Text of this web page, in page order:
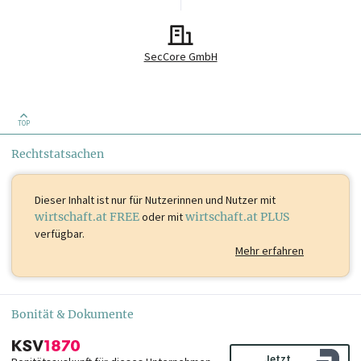
SecCore GmbH
TOP
Rechtstatsachen
Dieser Inhalt istnur für Nutzerinnen und Nutzer mit
wirtschaft.at FREEoder mitwirtschaft.at PLUS
verfügbar.
Mehr erfahren
Bonität & Dokumente